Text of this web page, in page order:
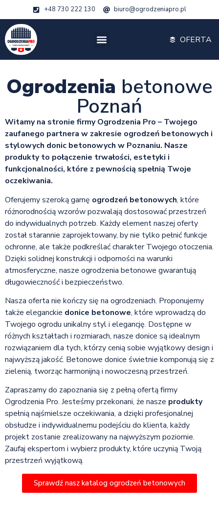
+48 730 222 130 biuro@ogrodzeniapro.pl
OFERTA
Ogrodzenia betonowe
Poznań
Witamy na stronie firmy Ogrodzenia Pro – Twojego
zaufanego partnera w zakresie ogrodzeń betonowych i
stylowych donic betonowych w Poznaniu. Nasze
produkty to połączenie trwałości, estetyki i
funkcjonalności, które z pewnością spełnią Twoje
oczekiwania.
Oferujemy szeroką gamę ogrodzeń betonowych, które
różnorodnością wzorów pozwalają dostosować przestrzeń
do indywidualnych potrzeb. Każdy element naszej oferty
został starannie zaprojektowany, by nie tylko pełnić funkcje
ochronne, ale także podkreślać charakter Twojego otoczenia.
Dzięki solidnej konstrukcji i odporności na warunki
atmosferyczne, nasze ogrodzenia betonowe gwarantują
długowieczność i bezpieczeństwo.
Nasza oferta nie kończy się na ogrodzeniach. Proponujemy
także eleganckie donice betonowe, które wprowadzą do
Twojego ogrodu unikalny styl i elegancję. Dostępne w
różnych kształtach i rozmiarach, nasze donice są idealnym
rozwiązaniem dla tych, którzy cenią sobie wyjątkowy design i
najwyższą jakość. Betonowe donice świetnie komponują się z
zielenią, tworząc harmonijną i nowoczesną przestrzeń.
Zapraszamy do zapoznania się z pełną ofertą firmy
Ogrodzenia Pro. Jesteśmy przekonani, że nasze produkty
spełnią najśmielsze oczekiwania, a dzięki profesjonalnej
obsłudze i indywidualnemu podejściu do klienta, każdy
projekt zostanie zrealizowany na najwyższym poziomie.
Zaufaj ekspertom i wybierz produkty, które uczynią Twoją
przestrzeń wyjątkową.
Sprawdź nasz katalog ogrodzeń betonowych